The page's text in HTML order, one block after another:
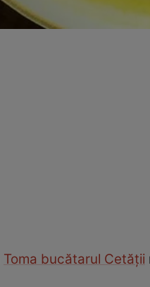
Toma bucătarul Cetății